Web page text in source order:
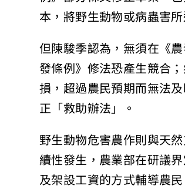
本，將野生動物或病蟲害
但陳駿季認為，無須在《
發條例》修法恐產生競合
損，超過農民預期而無法
正「救助辦法」。
野生動物危害農作則與天
續性發生，農業部在研議
及架設工資的方式輔導農